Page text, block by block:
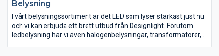
Belysning
I vårt belysningssortiment är det LED som lyser starkast just nu
och vi kan erbjuda ett brett utbud från Designlight. Förutom
ledbelysning har vi även halogenbelysningar, transformatorer,